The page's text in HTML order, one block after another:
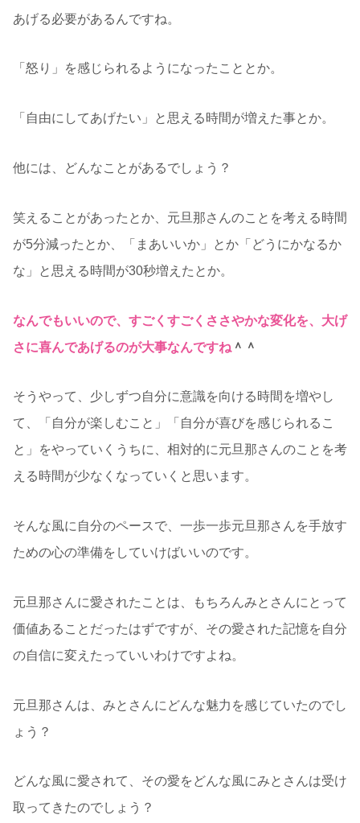
あげる必要があるんですね。
「怒り」を感じられるようになったこととか。
「自由にしてあげたい」と思える時間が増えた事とか。
他には、どんなことがあるでしょう？
笑えることがあったとか、元旦那さんのことを考える時間
が5分減ったとか、「まあいいか」とか「どうにかなるか
な」と思える時間が30秒増えたとか。
なんでもいいので、すごくすごくささやかな変化を、大げ
さに喜んであげるのが大事なんですね ＾＾
そうやって、少しずつ自分に意識を向ける時間を増やし
て、「自分が楽しむこと」「自分が喜びを感じられるこ
と」をやっていくうちに、相対的に元旦那さんのことを考
える時間が少なくなっていくと思います。
そんな風に自分のペースで、一歩一歩元旦那さんを手放す
ための心の準備をしていけばいいのです。
元旦那さんに愛されたことは、もちろんみとさんにとって
価値あることだったはずですが、その愛された記憶を自分
の自信に変えたっていいわけですよね。
元旦那さんは、みとさんにどんな魅力を感じていたのでし
ょう？
どんな風に愛されて、その愛をどんな風にみとさんは受け
取ってきたのでしょう？